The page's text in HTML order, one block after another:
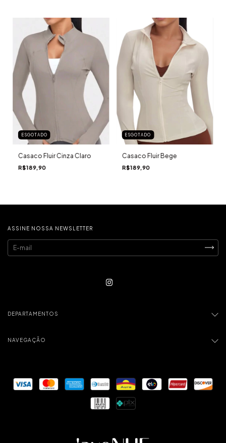
ESGOTADO
Casaco Fluir Cinza Claro
R$189,90
ESGOTADO
Casaco Fluir Bege
R$189,90
ASSINE NOSSA NEWSLETTER
DEPARTAMENTOS
NAVEGAÇÃO